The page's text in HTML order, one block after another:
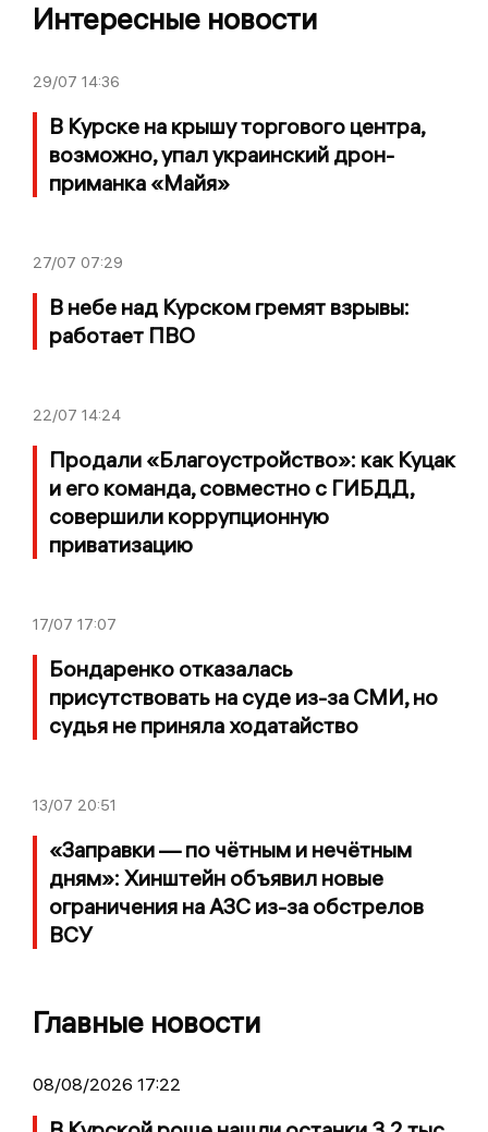
Интересные новости
29/07 14:36
В Курске на крышу торгового центра,
возможно, упал украинский дрон-
приманка «Майя»
27/07 07:29
В небе над Курском гремят взрывы:
работает ПВО
22/07 14:24
Продали «Благоустройство»: как Куцак
и его команда, совместно с ГИБДД,
совершили коррупционную
приватизацию
17/07 17:07
Бондаренко отказалась
присутствовать на суде из-за СМИ, но
судья не приняла ходатайство
13/07 20:51
«Заправки — по чётным и нечётным
дням»: Хинштейн объявил новые
ограничения на АЗС из-за обстрелов
ВСУ
Главные новости
08/08/2026 17:22